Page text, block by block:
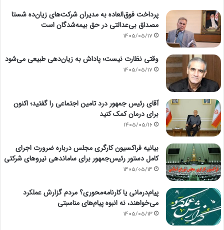
پرداخت فوق‌العاده به مدیران شرکت‌های زیان‌ده شستا
مصداق بی‌عدالتی در حق بیمه‌شدگان است
1405/05/17
وقتی نظارت نیست؛ پاداش به زیان‌دهی طبیعی می‌شود
1405/05/17
آقای رئیس جمهور درد تامین اجتماعی را گفتید؛ اکنون
برای درمان کمک کنید
1405/05/16
بیانیه فراکسیون کارگری مجلس درباره ضرورت اجرای
کامل دستور رئیس‌جمهور برای ساماندهی نیروهای شرکتی
1405/05/14
پیام‌درمانی یا کارنامه‌محوری؟ مردم گزارش عملکرد
می‌خواهند، نه انبوه پیام‌های مناسبتی
1405/05/13